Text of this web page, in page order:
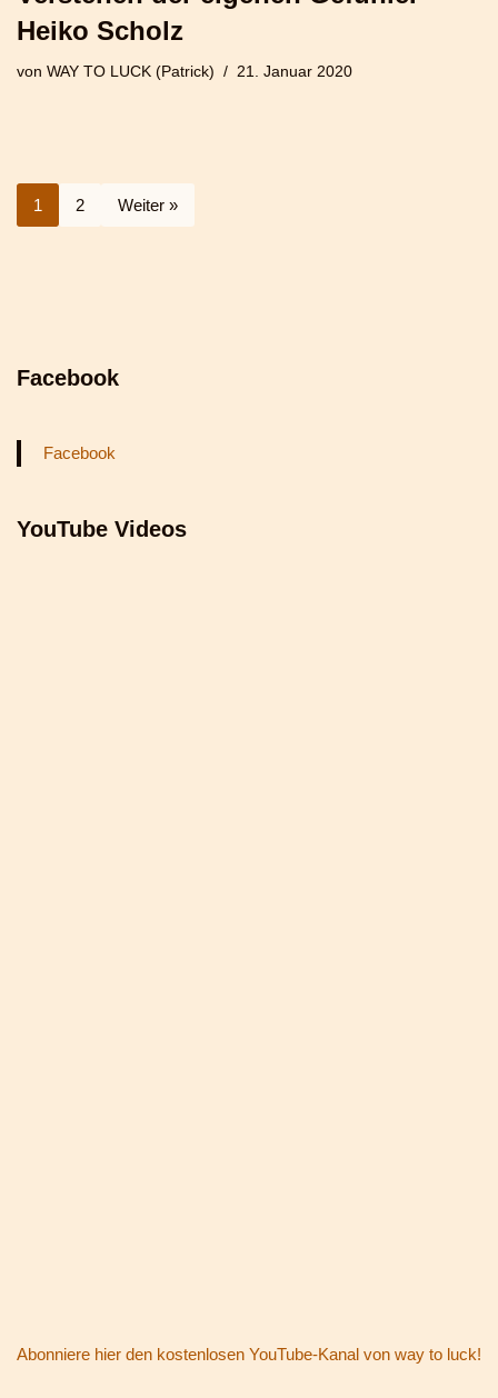
Heiko Scholz
von WAY TO LUCK (Patrick) 21. Januar 2020
1 2 Weiter »
Facebook
Facebook
YouTube Videos
Abonniere hier den kostenlosen YouTube-Kanal von way to luck!